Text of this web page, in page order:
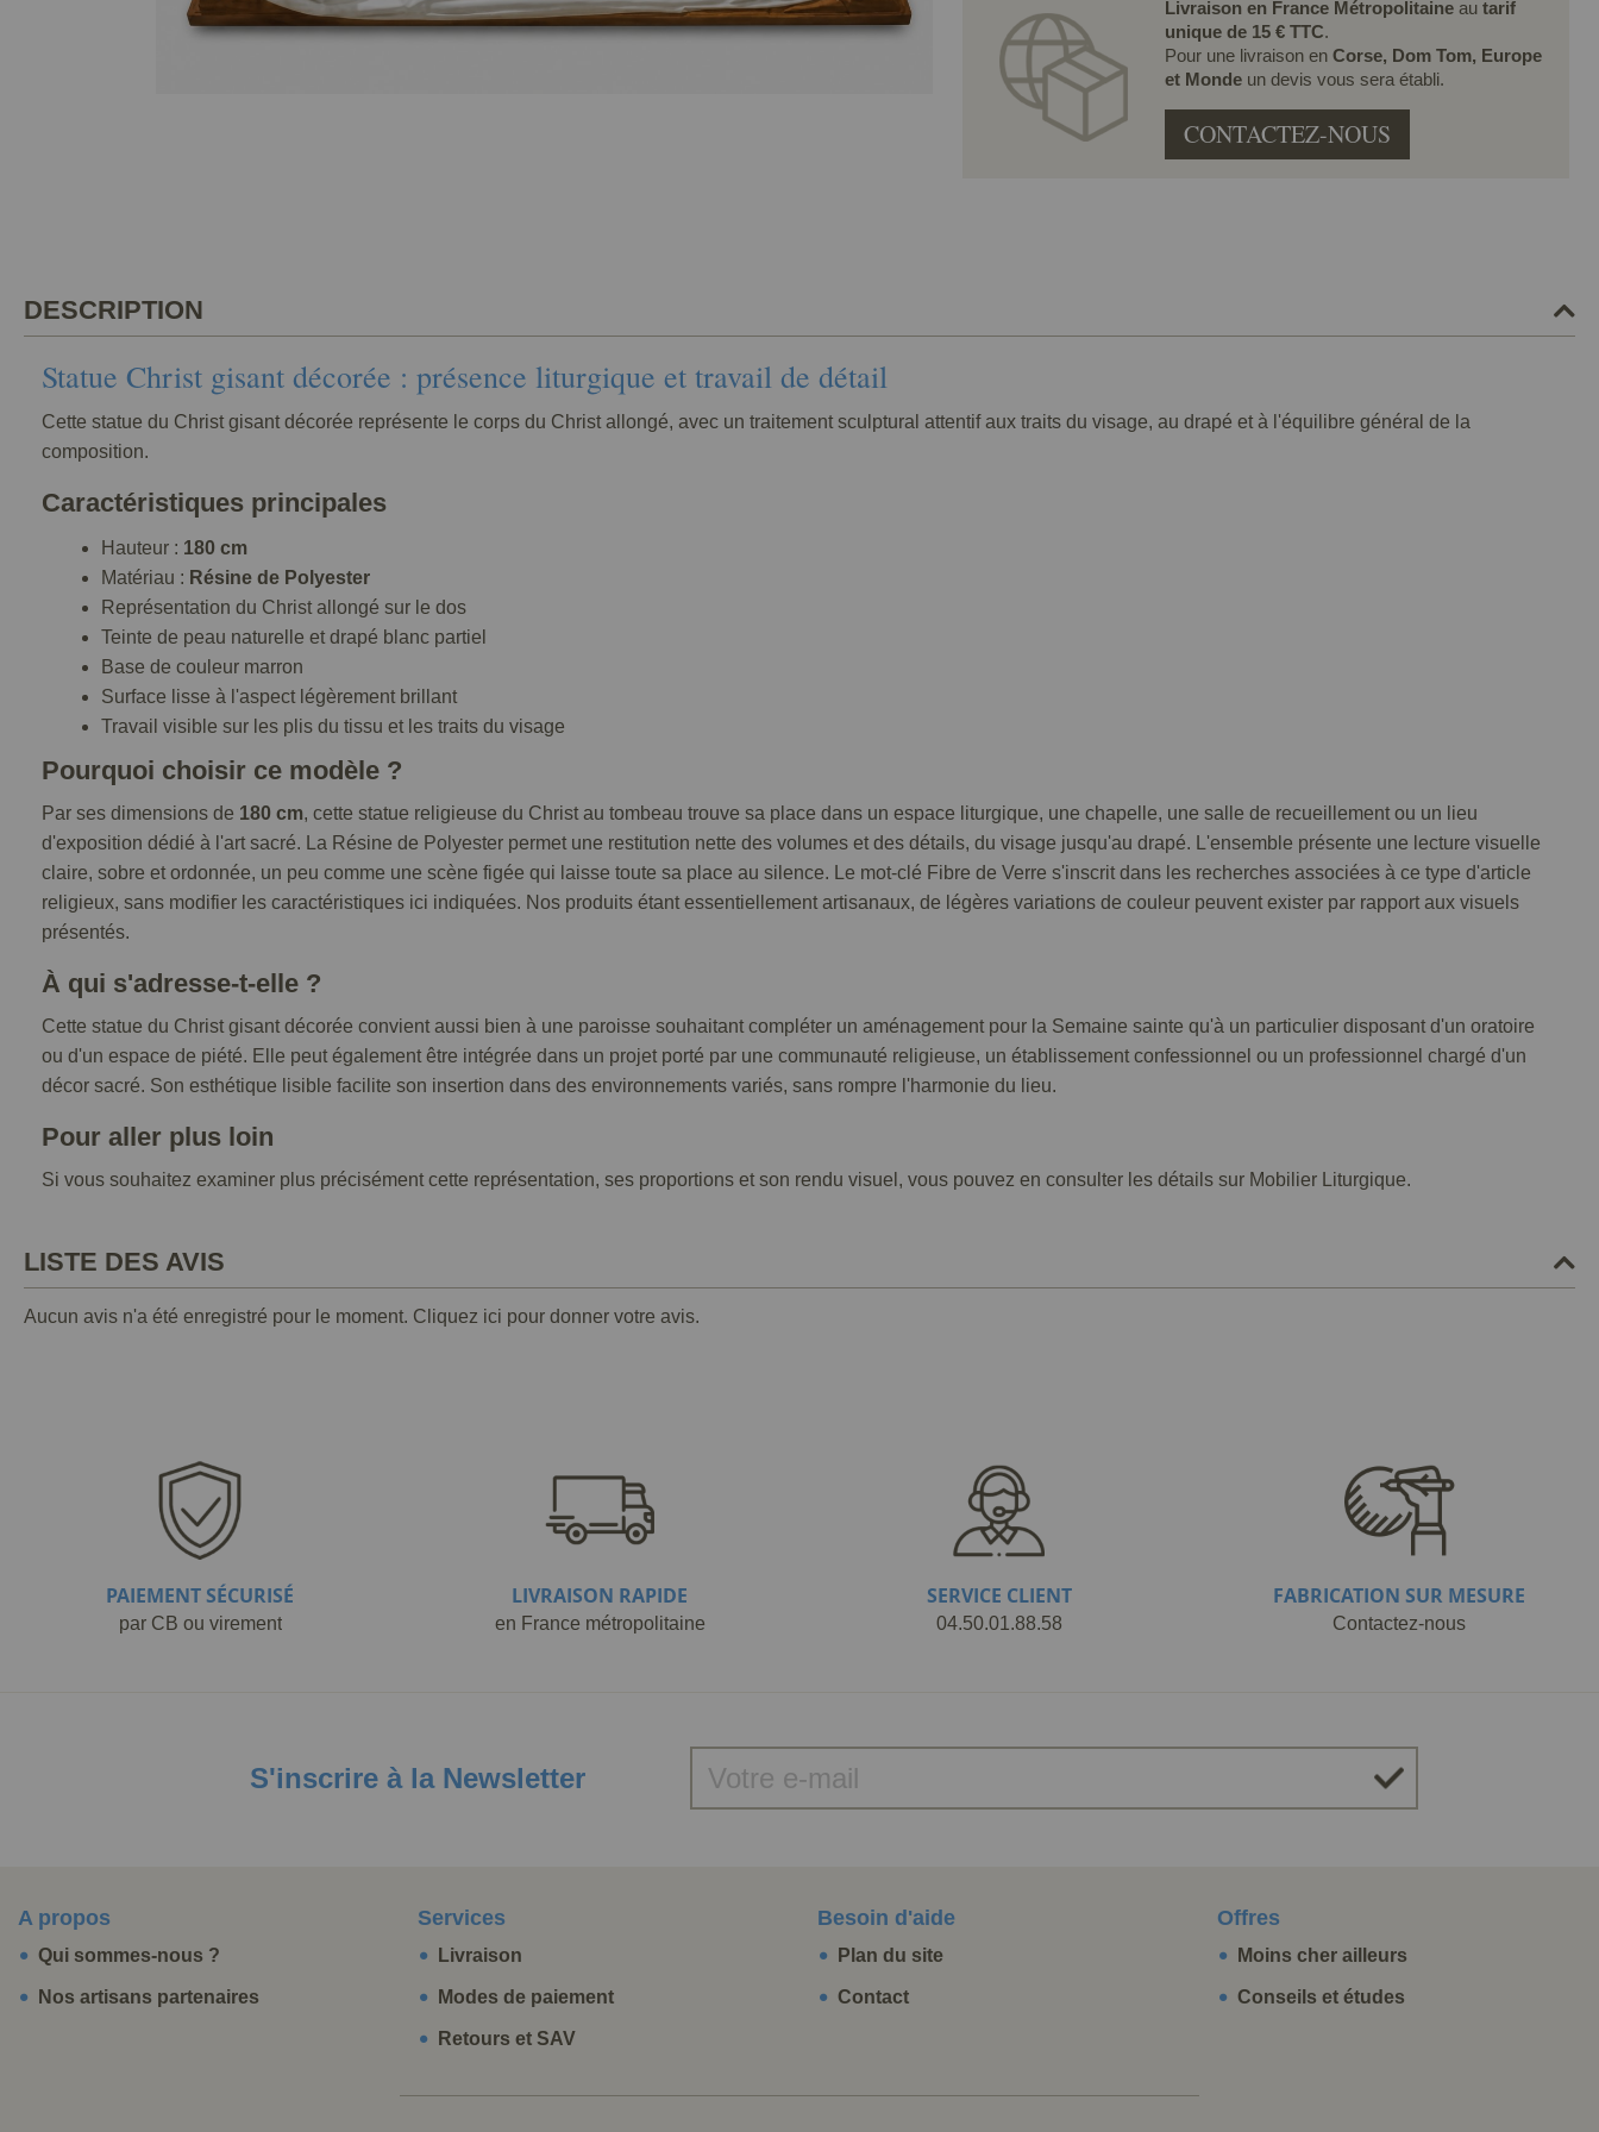
Livraison en France Métropolitaineau tarif
unique de 15 € TTC.
Pour une livraison en Corse, Dom Tom, Europe
et Monde un devis vous sera établi.
CONTACTEZ-NOUS
DESCRIPTION
Statue Christ gisant décorée : présence liturgique et travail de détail
Cette statue du Christ gisant décorée représente le corps du Christ allongé, avec un traitement sculptural attentif aux traits du visage, au drapé et à l'équilibre général de la
composition.
Caractéristiques principales
Hauteur : 180 cm
Matériau : Résine de Polyester
Représentation du Christ allongé sur le dos
Teinte de peau naturelle et drapé blanc partiel
Base de couleur marron
Surface lisse à l'aspect légèrement brillant
Travail visible sur les plis du tissu et les traits du visage
Pourquoi choisir ce modèle ?
Par ses dimensions de 180 cm, cette statue religieuse du Christ au tombeau trouve sa place dans un espace liturgique, une chapelle, une salle de recueillement ou un lieu
d'exposition dédié à l'art sacré. La Résine de Polyester permet une restitution nette des volumes et des détails, du visage jusqu'au drapé. L'ensemble présente une lecture visuelle
claire, sobre et ordonnée, un peu comme une scène figée qui laisse toute sa place au silence. Le mot-clé Fibre de Verre s'inscrit dans les recherches associées à ce type d'article
religieux, sans modifier les caractéristiques ici indiquées. Nos produits étant essentiellement artisanaux, de légères variations de couleur peuvent exister par rapport aux visuels
présentés.
À qui s'adresse-t-elle ?
Cette statue du Christ gisant décorée convient aussi bien à une paroisse souhaitant compléter un aménagement pour la Semaine sainte qu'à un particulier disposant d'un oratoire
ou d'un espace de piété. Elle peut également être intégrée dans un projet porté par une communauté religieuse, un établissement confessionnel ou un professionnel chargé d'un
décor sacré. Son esthétique lisible facilite son insertion dans des environnements variés, sans rompre l'harmonie du lieu.
Pour aller plus loin
Si vous souhaitez examiner plus précisément cette représentation, ses proportions et son rendu visuel, vous pouvez en consulter les détails sur Mobilier Liturgique.
LISTE DES AVIS
Aucun avis n'a été enregistré pour le moment. Cliquez ici pour donner votre avis.
PAIEMENT SÉCURISÉ
par CB ou virement
LIVRAISON RAPIDE
en France métropolitaine
SERVICE CLIENT
04.50.01.88.58
FABRICATION SUR MESURE
Contactez-nous
S'inscrire à la Newsletter
A propos
Qui sommes-nous ?
Nos artisans partenaires
Services
Livraison
Modes de paiement
Retours et SAV
Besoin d'aide
Plan du site
Contact
Offres
Moins cher ailleurs
Conseils et études